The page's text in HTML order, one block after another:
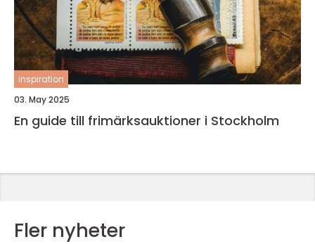
inspiration
03. May 2025
En guide till frimärksauktioner i Stockholm
Fler nyheter